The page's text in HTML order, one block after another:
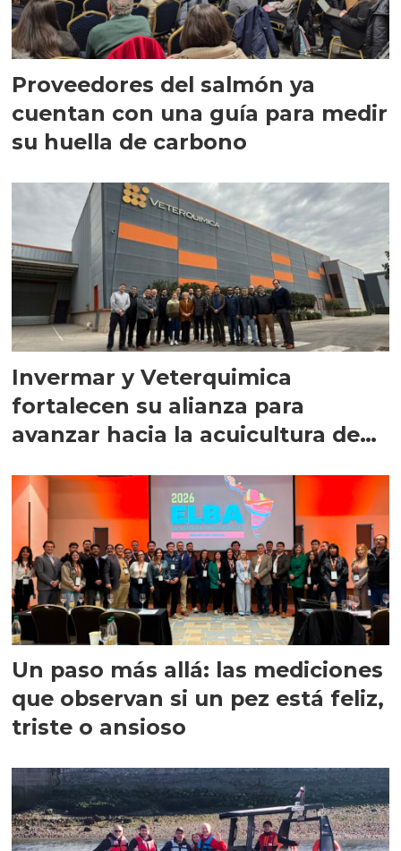
Proveedores del salmón ya
cuentan con una guía para medir
su huella de carbono
Invermar y Veterquimica
fortalecen su alianza para
avanzar hacia la acuicultura de
Un paso más allá: las mediciones
que observan si un pez está feliz,
triste o ansioso